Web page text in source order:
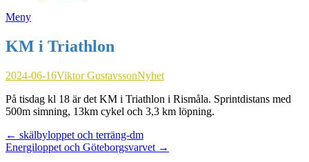
Meny
KM i Triathlon
Publicerat
2024-06-16Författare
Viktor GustavssonPublicerat
Nyhet
På tisdag kl 18 är det KM i Triathlon i Rismåla. Sprintdistans med
500m simning, 13km cykel och 3,3 km löpning.
Inläggsnavigering
← skälbyloppet och terräng-dm
Energiloppet och Göteborgsvarvet →